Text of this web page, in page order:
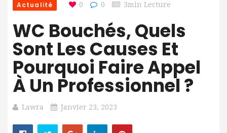
Actualité 0 0 3min Lecture
WC Bouchés, Quels
Sont Les Causes Et
Pourquoi Faire Appel
À Un Professionnel ?
Lawra Janvier 23, 2023